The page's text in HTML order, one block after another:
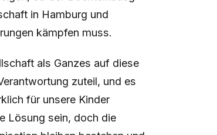
in Hamburg und
kämpfen muss.
als Ganzes auf diese
zuteil, und es
für unsere Kinder
Lösung sein, doch die